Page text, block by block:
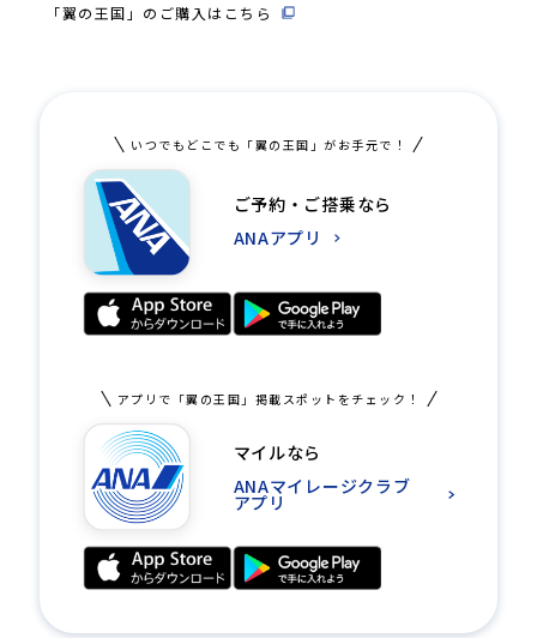
「翼の王国」のご購入はこちら
いつでもどこでも「翼の王国」がお手元で！
ご予約・ご搭乗なら
ANAアプリ
アプリで「翼の王国」掲載スポットをチェック！
マイルなら
ANAマイレージクラブ
アプリ